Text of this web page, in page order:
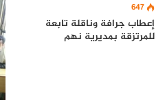
647
إعطاب جرافة وناقلة تابعة
للمرتزقة بمديرية نهم